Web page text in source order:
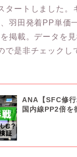
タートしました。
羽田発着PP単価
掲載。データを
で是非チェックし
ANA【SFC修行
国内線PP2倍